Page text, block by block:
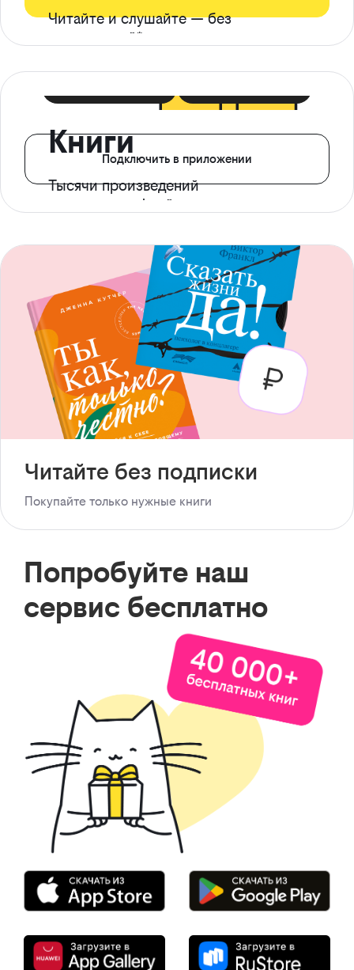
Читайте и слушайте — без
ограничений*
Книги
Тысячи произведений
с доступом офлайн
Подключить в приложении
Читайте без подписки
Покупайте только нужные книги
Попробуйте наш
сервис бесплатно